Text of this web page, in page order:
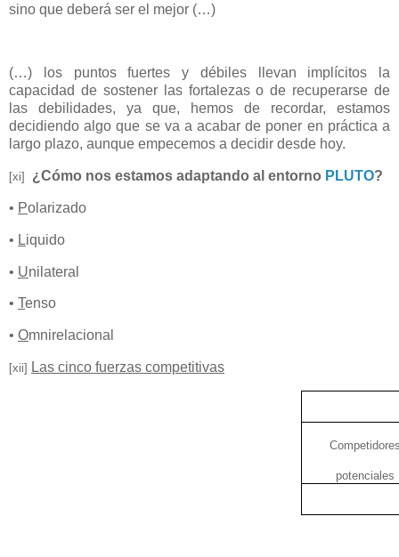
sino que deberá ser el mejor (…)
(…) los puntos fuertes y débiles llevan implícitos la
capacidad de sostener las fortalezas o de recuperarse de
las debilidades, ya que, hemos de recordar, estamos
decidiendo algo que se va a acabar de poner en práctica a
largo plazo, aunque empecemos a decidir desde hoy.
[xi] ¿Cómo nos estamos adaptando al entorno PLUTO?
• Polarizado
• Liquido
• Unilateral
• Tenso
• Omnirelacional
[xii] Las cinco fuerzas competitivas
potenciales